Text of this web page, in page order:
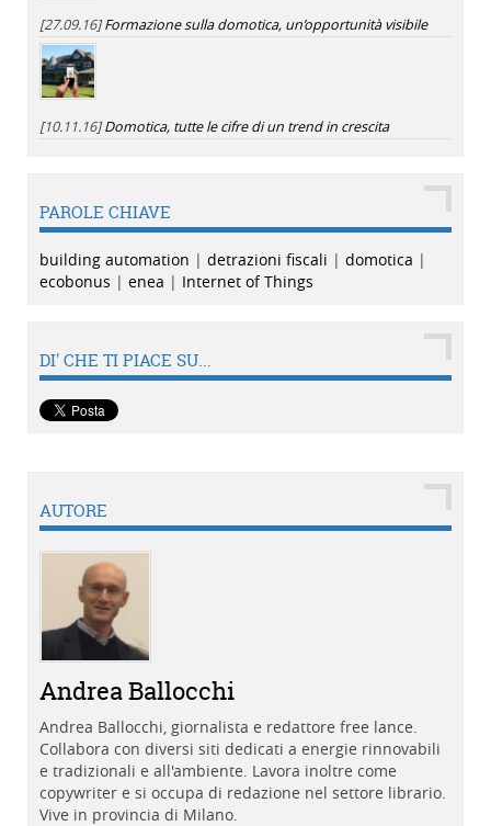
[27.09.16]Formazione sulla domotica, un’opportunità visibile
[10.11.16]Domotica, tutte le cifre di un trend in crescita
PAROLE CHIAVE
building automation | detrazioni fiscali | domotica |
ecobonus | enea | Internet of Things
DI' CHE TI PIACE SU...
AUTORE
Andrea Ballocchi
Andrea Ballocchi, giornalista e redattore free lance.
Collabora con diversi siti dedicati a energie rinnovabili
e tradizionali e all'ambiente. Lavora inoltre come
copywriter e si occupa di redazione nel settore librario.
Vive in provincia di Milano.